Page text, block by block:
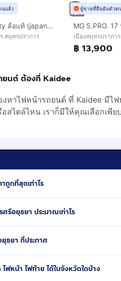
แล้ว
Toyota Majesty ล้อแท้ (japan)ขอบ 17 นิ้วTop🔥
สมุทรปราการ
ผู้ขายที่ยืนยันตัวต
MG 5.PRO. 17
เมืองสมุทรปรากา
฿ 13,900
ยนต์ ต้องที่ Kaidee
หาไฟหน้ารถยนต์ ที่ Kaidee มีไ
อสไตล์ไหน เราก็มีให้คุณเลือกเ
ถูกที่สุดเท่าไร
รีอยุธยา ประมาณเท่าไร
ธยา กี่ประกาศ
หน้า ไฟท้าย ได้ในจังหวัดใดบ้าง